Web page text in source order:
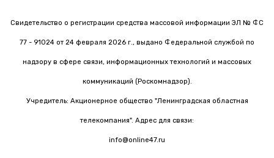
Свидетельство о регистрации средства массовой информации ЭЛ № ФС
77 - 91024 от 24 февраля 2026 г., выдано Федеральной службой по
надзору в сфере связи, информационных технологий и массовых
коммуникаций (Роскомнадзор).
Учредитель: Акционерное общество "Ленинградская областная
телекомпания". Адрес для связи:
info@online47.ru